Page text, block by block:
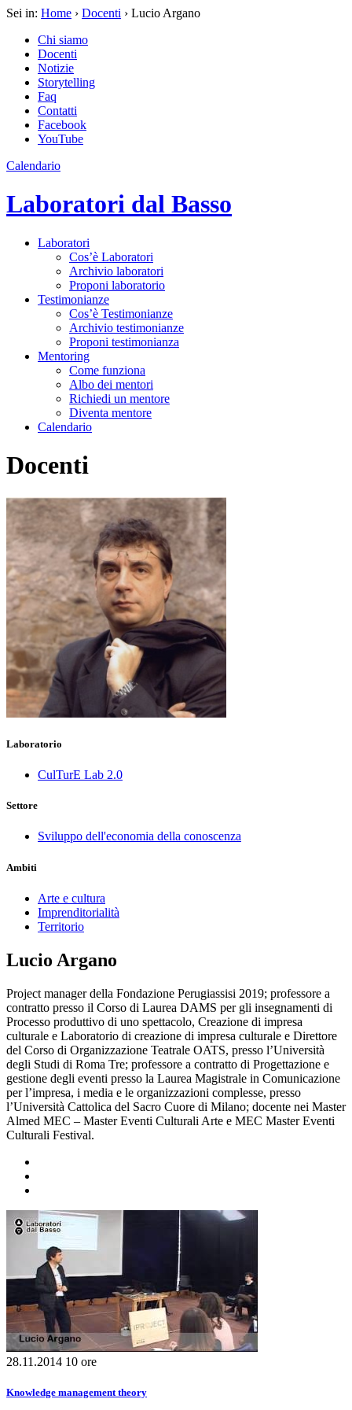
Sei in: Home › Docenti › Lucio Argano
Chi siamo
Docenti
Notizie
Storytelling
Faq
Contatti
Facebook
YouTube
Calendario
Laboratori dal Basso
Laboratori
Cos’è Laboratori
Archivio laboratori
Proponi laboratorio
Testimonianze
Cos’è Testimonianze
Archivio testimonianze
Proponi testimonianza
Mentoring
Come funziona
Albo dei mentori
Richiedi un mentore
Diventa mentore
Calendario
Docenti
Laboratorio
CulTurE Lab 2.0
Settore
Sviluppo dell'economia della conoscenza
Ambiti
Arte e cultura
Imprenditorialità
Territorio
Lucio Argano
Project manager della Fondazione Perugiassisi 2019; professore a
contratto presso il Corso di Laurea DAMS per gli insegnamenti di
Processo produttivo di uno spettacolo, Creazione di impresa
culturale e Laboratorio di creazione di impresa culturale e Direttore
del Corso di Organizzazione Teatrale OATS, presso l’Università
degli Studi di Roma Tre; professore a contratto di Progettazione e
gestione degli eventi presso la Laurea Magistrale in Comunicazione
per l’impresa, i media e le organizzazioni complesse, presso
l’Università Cattolica del Sacro Cuore di Milano; docente nei Master
Almed MEC – Master Eventi Culturali Arte e MEC Master Eventi
Culturali Festival.
28.11.2014 10 ore
Knowledge management theory